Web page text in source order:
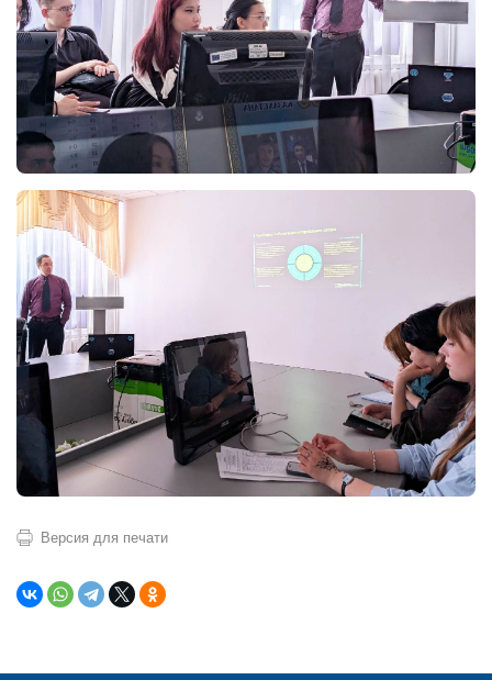
Версия для печати